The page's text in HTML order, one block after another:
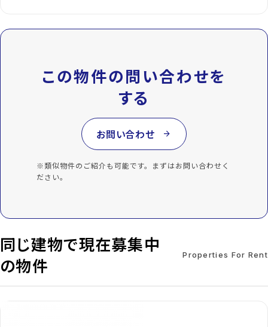
この物件の問い合わせを
する
お問い合わせ arrow_forward
※類似物件のご紹介も可能です。まずはお問い合わせく
ださい。
同じ建物で現在募集中
の物件
Properties For Rent